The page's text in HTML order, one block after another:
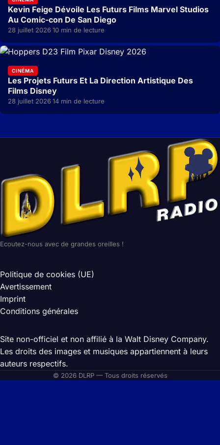
Kevin Feige Dévoile Les Futurs Films Marvel Studios
Au Comic-con De San Diego
28 juillet 2026·10 min de lecture
CINÉMA
Les Projets Futurs Et La Direction Artistique Des
Films Disney
28 juillet 2026·14 min de lecture
Ecoutez-nous avec de grandes oreilles !
Politique de cookies (UE)
Avertissement
Imprint
Conditions générales
Site non-officiel et non affilié à la Walt Disney Company.
Les droits des images et musiques appartiennent à leurs
auteurs respectifs.
© 2026 DLRP — Tous droits réservés